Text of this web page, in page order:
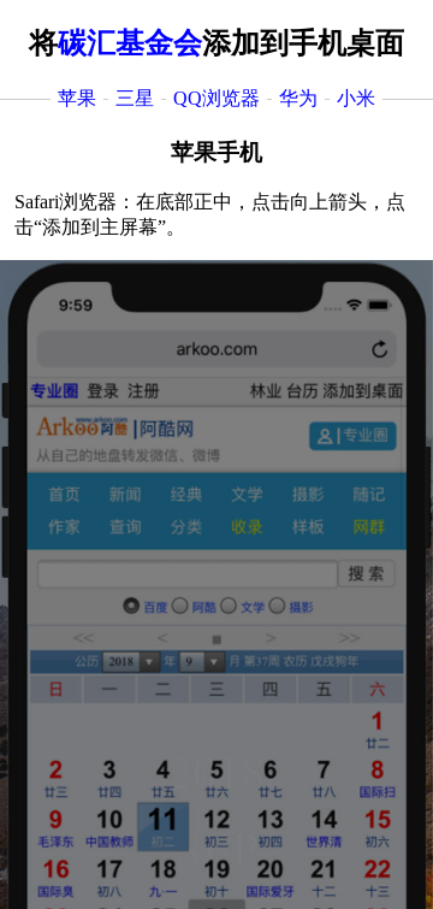
将碳汇基金会添加到手机桌面
苹果 三星 QQ浏览器 华为 小米
苹果手机
Safari浏览器：在底部正中，点击向上箭头，点
击“添加到主屏幕”。